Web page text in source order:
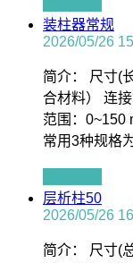
装柱器常规
2026/05/26
简介： 尺寸(
合材料） 连
范围：0~150
常用3种规格
层析柱50
2026/05/26
简介： 尺寸(